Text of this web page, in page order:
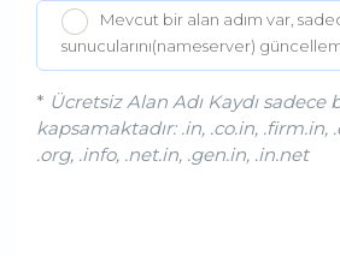
Mevcut bir alan adım var,
sunucularını(nameserver)
* Ücretsiz Alan Adı Kaydı sadece
kapsamaktadır: .in, .co.in, .firm.in,
.org, .info, .net.in, .gen.in, .in.net